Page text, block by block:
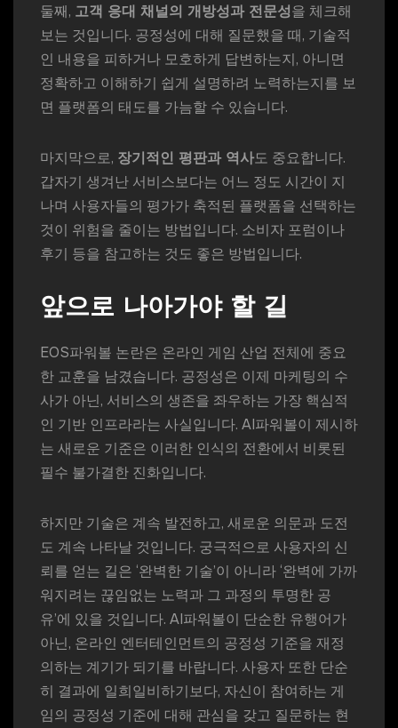
둘째, 고객 응대 채널의 개방성과 전문성을 체크해
보는 것입니다. 공정성에 대해 질문했을 때, 기술적
인 내용을 피하거나 모호하게 답변하는지, 아니면
정확하고 이해하기 쉽게 설명하려 노력하는지를 보
면 플랫폼의 태도를 가늠할 수 있습니다.
마지막으로, 장기적인 평판과 역사도 중요합니다.
갑자기 생겨난 서비스보다는 어느 정도 시간이 지
나며 사용자들의 평가가 축적된 플랫폼을 선택하는
것이 위험을 줄이는 방법입니다. 소비자 포럼이나
후기 등을 참고하는 것도 좋은 방법입니다.
앞으로 나아가야 할 길
EOS파워볼 논란은 온라인 게임 산업 전체에 중요
한 교훈을 남겼습니다. 공정성은 이제 마케팅의 수
사가 아닌, 서비스의 생존을 좌우하는 가장 핵심적
인 기반 인프라라는 사실입니다. AI파워볼이 제시하
는 새로운 기준은 이러한 인식의 전환에서 비롯된
필수 불가결한 진화입니다.
하지만 기술은 계속 발전하고, 새로운 의문과 도전
도 계속 나타날 것입니다. 궁극적으로 사용자의 신
뢰를 얻는 길은 ‘완벽한 기술’이 아니라 ‘완벽에 가까
워지려는 끊임없는 노력과 그 과정의 투명한 공
유’에 있을 것입니다. AI파워볼이 단순한 유행어가
아닌, 온라인 엔터테인먼트의 공정성 기준을 재정
의하는 계기가 되기를 바랍니다. 사용자 또한 단순
히 결과에 일희일비하기보다, 자신이 참여하는 게
임의 공정성 기준에 대해 관심을 갖고 질문하는 현